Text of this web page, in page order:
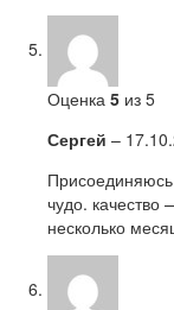
Оценка 5 из 5
Сергей –
чудо. качество
несколько